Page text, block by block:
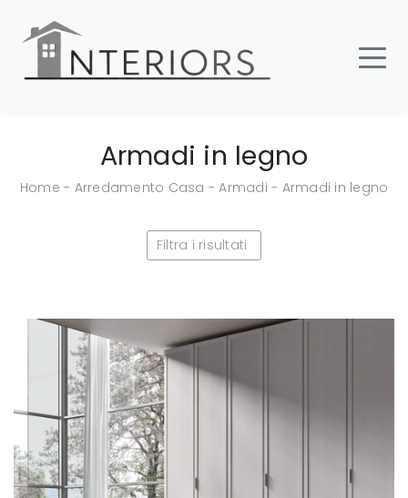
Armadi in legno
Home - Arredamento Casa -Armadi - Armadi in legno
Filtra i risultati